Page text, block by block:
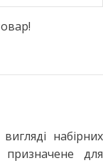
набірних
призначене для